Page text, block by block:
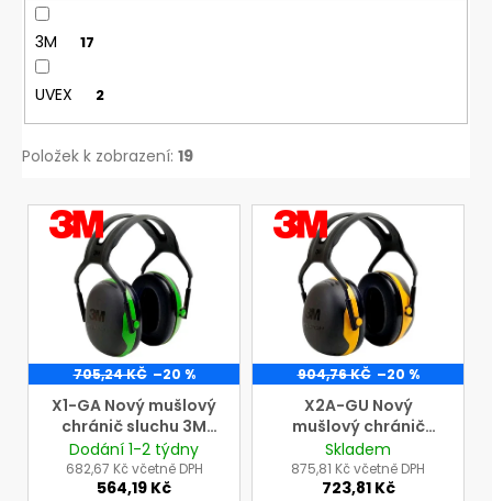
3M 17
UVEX 2
Položek k zobrazení: 19
V
p
r
VÝROBCE
3M
705,24 KČ –20 %
X1-GA Nový mušlový
chránič sluchu 3M
Peltor s náhlavním
páskem
Dodání 1-2 týdny
682,67 Kč včetně DPH
564,19 Kč
VÝROBCE
3M
904,76 KČ –20 %
X2A-GU Nový
mušlový chránič
sluchu 3M Peltor s
náhlavním páskem
Skladem
875,81 Kč včetně DPH
723,81 Kč